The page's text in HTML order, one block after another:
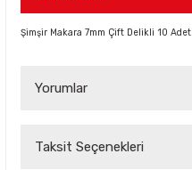
Şimşir Makara 7mm Çift Delikli 10 Adet
Yorumlar
Taksit Seçenekleri